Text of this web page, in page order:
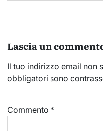
Lascia un
Il tuo indirizzo email non
obbligatori sono
Commento *